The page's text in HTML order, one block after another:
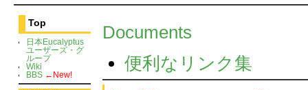
Top
日本Eucalyptus
ユーザーズ・グ
ループ
Wiki
BBS ←New!
Documents
便利なリンク集